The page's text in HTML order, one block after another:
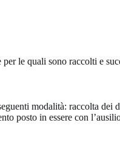
le quali sono raccolti e
modalità: raccolta
in essere con